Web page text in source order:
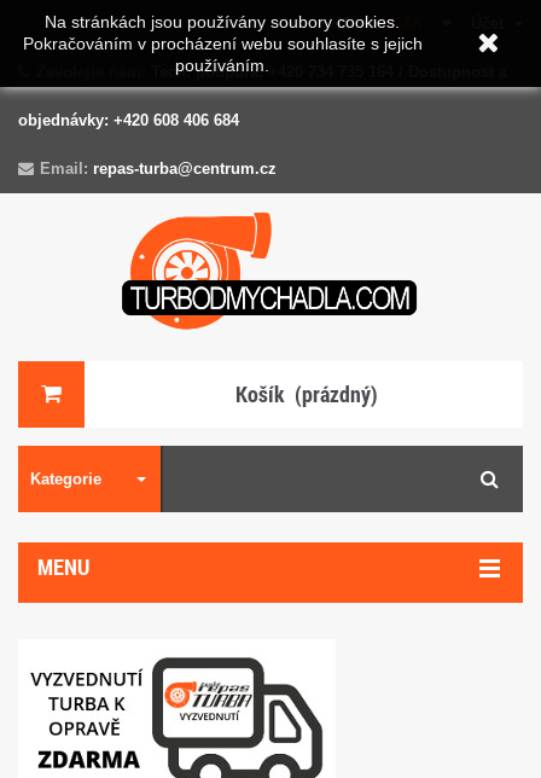
Na stránkách jsou používány soubory cookies.
Pokračováním v procházení webu souhlasíte s jejich
používáním.
Měna : CZK
Tech. podpora: +420 734 735 164 / Dostupnost a
objednávky: +420 608 406 684
Email: repas-turba@centrum.cz
Košík (prázdný)
Kategorie
MENU